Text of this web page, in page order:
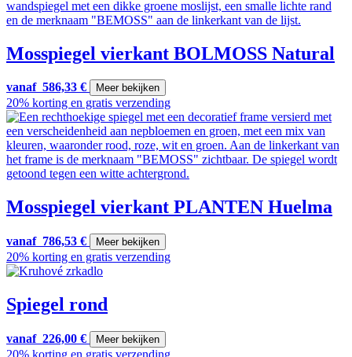
Mosspiegel vierkant BOLMOSS Natural
vanaf 586,33 € Meer bekijken
20% korting en gratis verzending
Mosspiegel vierkant PLANTEN Huelma
vanaf 786,53 € Meer bekijken
20% korting en gratis verzending
Spiegel rond
vanaf 226,00 € Meer bekijken
20% korting en gratis verzending